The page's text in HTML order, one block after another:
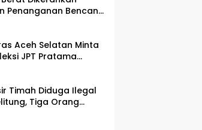
Penanganan Bencana
Sipange Kecamatan
Aceh Selatan Minta
JPT Pratama
dan
Timah Diduga Ilegal
Tiga Orang
Dua Masih Diburu